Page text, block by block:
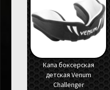
Капа боксерская
детская Venum
Challenger